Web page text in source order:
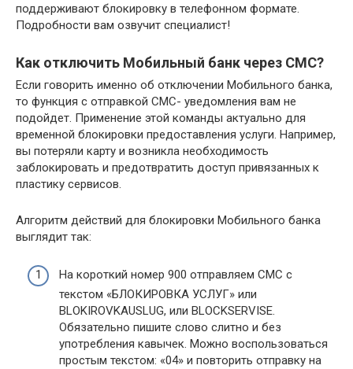
поддерживают блокировку в телефонном формате.
Подробности вам озвучит специалист!
Как отключить Мобильный банк через СМС?
Если говорить именно об отключении Мобильного банка,
то функция с отправкой СМС- уведомления вам не
подойдет. Применение этой команды актуально для
временной блокировки предоставления услуги. Например,
вы потеряли карту и возникла необходимость
заблокировать и предотвратить доступ привязанных к
пластику сервисов.
Алгоритм действий для блокировки Мобильного банка
выглядит так:
На короткий номер 900 отправляем СМС с
текстом «БЛОКИРОВКА УСЛУГ» или
BLOKIROVKAUSLUG, или BLOCKSERVISE.
Обязательно пишите слово слитно и без
употребления кавычек. Можно воспользоваться
простым текстом: «04» и повторить отправку на